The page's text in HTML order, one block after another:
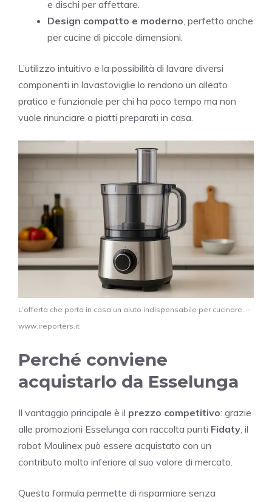
e dischi per affettare.
Design compatto e moderno, perfetto anche
per cucine di piccole dimensioni.
L’utilizzo intuitivo e la possibilità di lavare diversi
componenti in lavastoviglie lo rendono un alleato
pratico e funzionale per chi ha poco tempo ma non
vuole rinunciare a piatti preparati in casa.
L’offerta che porta in casa un aiuto indispensabile per cucinare. –
www.ireporters.it
Perché conviene
acquistarlo da Esselunga
Il vantaggio principale è il prezzo competitivo: grazie
alle promozioni Esselunga con raccolta punti Fidaty , il
robot Moulinex può essere acquistato con un
contributo molto inferiore al suo valore di mercato.
Questa formula permette di risparmiare senza